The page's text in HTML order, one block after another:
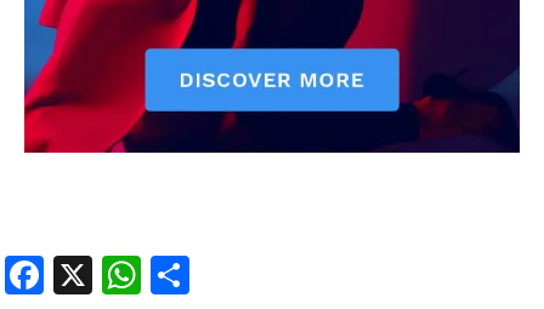
Facebook
X WhatsApp